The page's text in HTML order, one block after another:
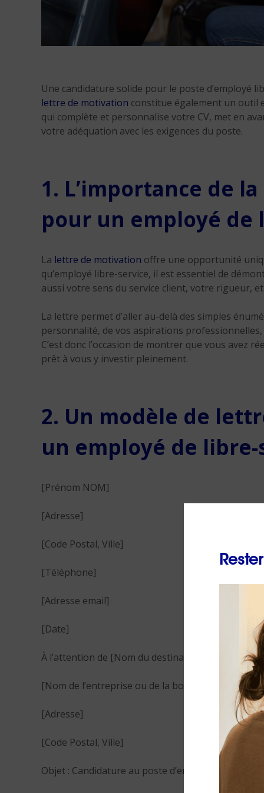
Une candidature solide pour le poste d’employé
lettre de motivation constitue également un outil
qui complète et personnalise votre CV, met en
votre adéquation avec les exigences du poste.
1. L’importance de
pour un employé de
La lettre de motivation offre une opportunité
qu’employé libre-service, il est essentiel de
aussi votre sens du service client, votre rigueur,
La lettre permet d’aller au-delà des simples
personnalité, de vos aspirations
C’est donc l’occasion de montrer que vous avez
prêt à vous y investir pleinement.
2. Un modèle de
un employé de
[Prénom NOM]
[Adresse]
[Code Postal, Ville]
[Téléphone]
[Adresse email]
[Date]
À l’attention de [Nom du destinataire ou
[Nom de l’entreprise ou de la boutique]
[Adresse]
[Code Postal, Ville]
Objet : Candidature au poste d’employé libre-service